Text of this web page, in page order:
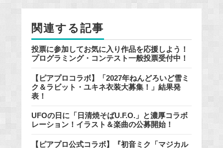
k
関連する記事
投票に参加してお気に入り作品を応援しよう！
プログラミング・コンテスト一般投票受付中！
【ピアプロコラボ】「2027年ねんどろいど雪ミ
ク＆ラビット・ユキネ衣装大募集！」結果発
表！
UFOの日に「日清焼そばU.F.O.」と濃厚コラボ
レーション！イラスト＆楽曲の公募開始！
【ピアプロ公式コラボ】『初音ミク「マジカル